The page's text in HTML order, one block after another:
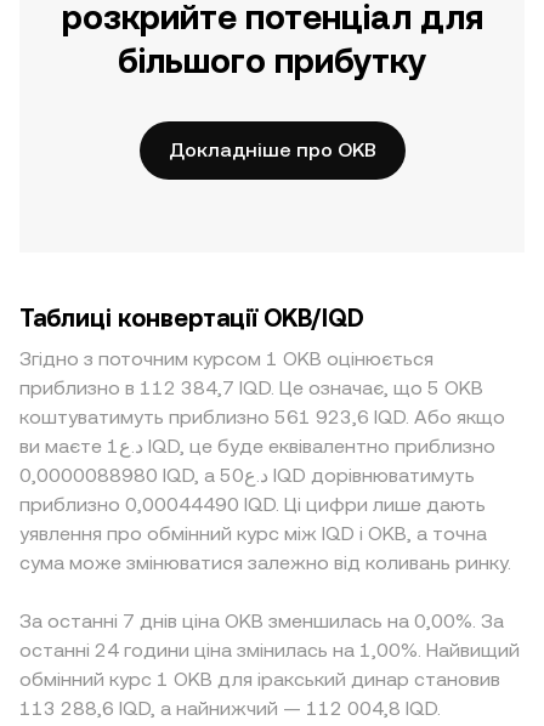
розкрийте потенціал для
більшого прибутку
Докладніше про OKB
Таблиці конвертації OKB/IQD
Згідно з поточним курсом 1 OKB оцінюється
приблизно в 112 384,7 IQD. Це означає, що 5 OKB
коштуватимуть приблизно 561 923,6 IQD. Або якщо
ви маєте د.ع1 IQD, це буде еквівалентно приблизно
0,0000088980 IQD, а د.ع50 IQD дорівнюватимуть
приблизно 0,00044490 IQD. Ці цифри лише дають
уявлення про обмінний курс між IQD і OKB, а точна
сума може змінюватися залежно від коливань ринку.
За останні 7 днів ціна OKB зменшилась на 0,00%. За
останні 24 години ціна змінилась на 1,00%. Найвищий
обмінний курс 1 OKB для іракський динар становив
113 288,6 IQD, а найнижчий — 112 004,8 IQD.